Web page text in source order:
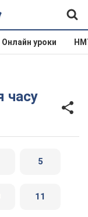
Онлайн уроки
5
11